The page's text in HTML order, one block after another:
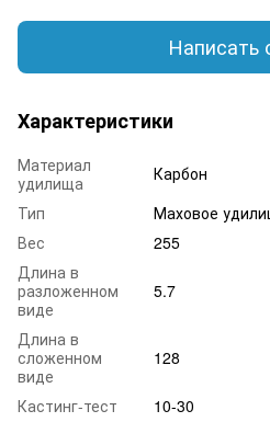
Написать
Характеристики
Материал
удилища
Карбон
Тип
Маховое
Вес
255
Длина в
разложенном
виде
5.7
Длина в
сложенном
виде
128
Кастинг-тест
10-30